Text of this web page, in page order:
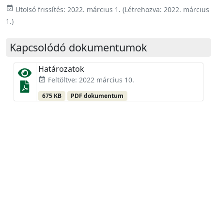
event_available Utolsó frissítés: 2022. március 1. (Létrehozva: 2022. március
1.)
Kapcsolódó dokumentumok
Határozatok
event_available Feltöltve: 2022 március 10.
675 KB PDF dokumentum